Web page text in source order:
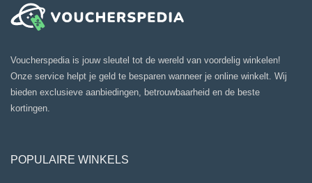
Voucherspedia is jouw sleutel tot de wereld van voordelig winkelen!
Onze service helpt je geld te besparen wanneer je online winkelt. Wij
bieden exclusieve aanbiedingen, betrouwbaarheid en de beste
kortingen.
POPULAIRE WINKELS